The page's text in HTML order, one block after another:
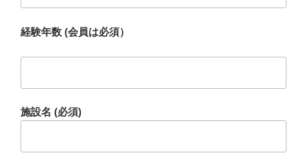
経験年数 (会員は必須）
施設名 (必須)